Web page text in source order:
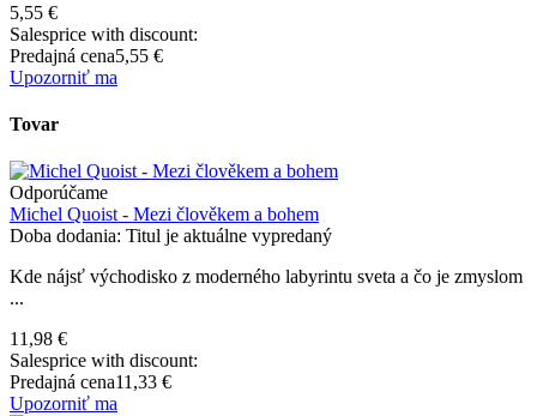
5,55 €
Salesprice with discount:
Predajná cena5,55 €
Upozorniť ma
Tovar
Odporúčame
Michel Quoist - Mezi člověkem a bohem
Doba dodania: Titul je aktuálne vypredaný
Kde nájsť východisko z moderného labyrintu sveta a čo je zmyslom
...
11,98 €
Salesprice with discount:
Predajná cena11,33 €
Upozorniť ma